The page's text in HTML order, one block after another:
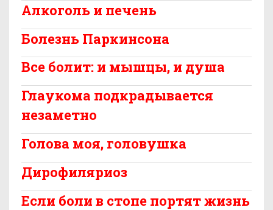
Алкоголь и печень
Болезнь Паркинсона
Все болит: и мышцы, и душа
Глаукома подкрадывается
незаметно
Голова моя, головушка
Дирофиляриоз
Если боли в стопе портят жизнь